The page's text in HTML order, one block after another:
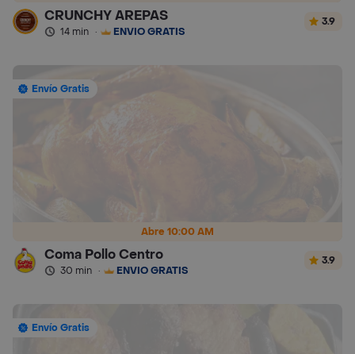
CRUNCHY AREPAS
14 min · ENVÍO GRATIS
3.9
Abre 10:00 AM
Envío Gratis
Coma Pollo Centro
30 min · ENVÍO GRATIS
3.9
Envío Gratis